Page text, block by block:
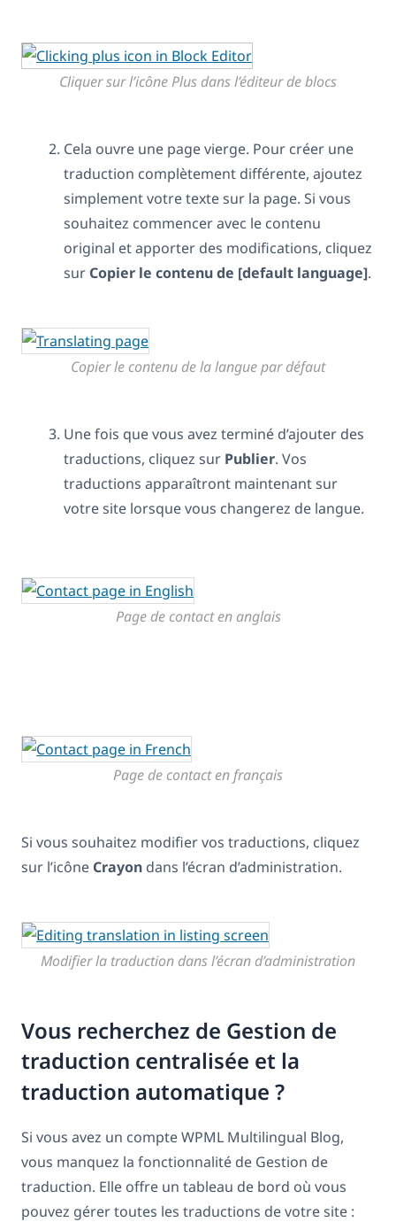
Cliquer sur l’icône Plus dans l’éditeur de blocs
Cela ouvre une page vierge. Pour créer une
traduction complètement différente, ajoutez
simplement votre texte sur la page. Si vous
souhaitez commencer avec le contenu
original et apporter des modifications, cliquez
sur Copier le contenu de [default language].
Copier le contenu de la langue par défaut
Une fois que vous avez terminé d’ajouter des
traductions, cliquez sur Publier. Vos
traductions apparaîtront maintenant sur
votre site lorsque vous changerez de langue.
Page de contact en anglais
Page de contact en français
Si vous souhaitez modifier vos traductions, cliquez
sur l’icône Crayon dans l’écran d’administration.
Modifier la traduction dans l’écran d’administration
Vous recherchez de Gestion de
traduction centralisée et la
traduction automatique ?
Si vous avez un compte WPML Multilingual Blog,
vous manquez la fonctionnalité de Gestion de
traduction. Elle offre un tableau de bord où vous
pouvez gérer toutes les traductions de votre site :